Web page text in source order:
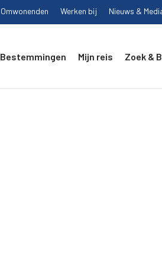
Omwonenden Werken bij Nieuws &
Bestemmingen Mijn reis Zoek &